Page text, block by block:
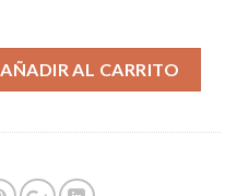
AÑADIR AL CARRITO